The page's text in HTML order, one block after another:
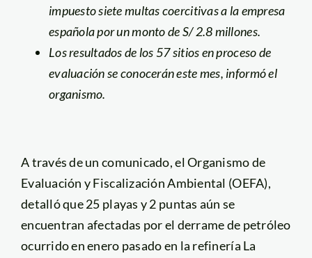
impuesto siete multas coercitivas a la empresa
española por un monto de S/ 2.8 millones.
Los resultados de los 57 sitios en proceso de
evaluación se conocerán este mes, informó el
organismo.
A través de un comunicado, el Organismo de
Evaluación y Fiscalización Ambiental (OEFA),
detalló que 25 playas y 2 puntas aún se
encuentran afectadas por el derrame de petróleo
ocurrido en enero pasado en la refinería La